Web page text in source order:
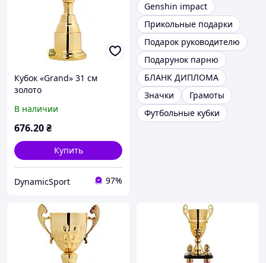
Кубок «Grand» 31 см
золото
В наличии
676.20₴
Купить
DynamicSport 97%
Genshin impact
Прикольные подарки
Подарок руководителю
Подарунок парню
БЛАНК ДИПЛОМА
Значки
Грамоты
Футбольные кубки